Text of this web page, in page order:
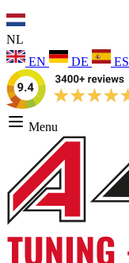
NL
EN
DE ES
Menu